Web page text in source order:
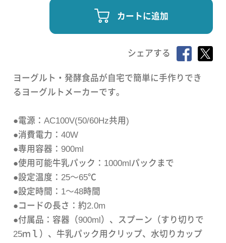
カートに追加
シェアする
ヨーグルト・発酵食品が自宅で簡単に手作りでき
るヨーグルトメーカーです。
●電源：AC100V(50/60Hz共用)
●消費電力：40W
●専用容器：900ml
●使用可能牛乳パック：1000mlパックまで
●設定温度：25～65℃
●設定時間：1～48時間
●コードの長さ：約2.0m
●付属品：容器（900ml）、スプーン（すり切りで
25ｍｌ）、牛乳パック用クリップ、水切りカップ